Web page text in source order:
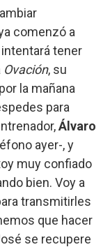
comenzó a
tener
Ovación, su
la mañana
para
Álvaro
ayer-, y
muy confiado
bien. Voy a
transmitirles
que hacer
se recupere